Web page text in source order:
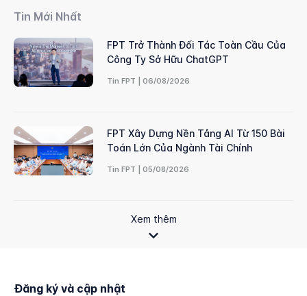
Tin Mới Nhất
FPT Trở Thành Đối Tác Toàn Cầu Của
Công Ty Sở Hữu ChatGPT
Tin FPT | 06/08/2026
FPT Xây Dựng Nền Tảng AI Từ 150 Bài
Toán Lớn Của Ngành Tài Chính
Tin FPT | 05/08/2026
Xem thêm
Đăng ký và cập nhật